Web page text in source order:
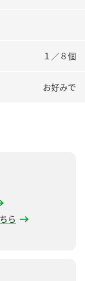
１／８個
お好みで
ら